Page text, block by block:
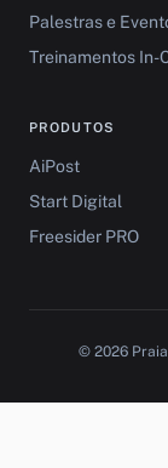
Palestras e
Treinamentos In-
PRODUTOS
AiPost
Start Digital
Freesider PRO
© 2026 Praia